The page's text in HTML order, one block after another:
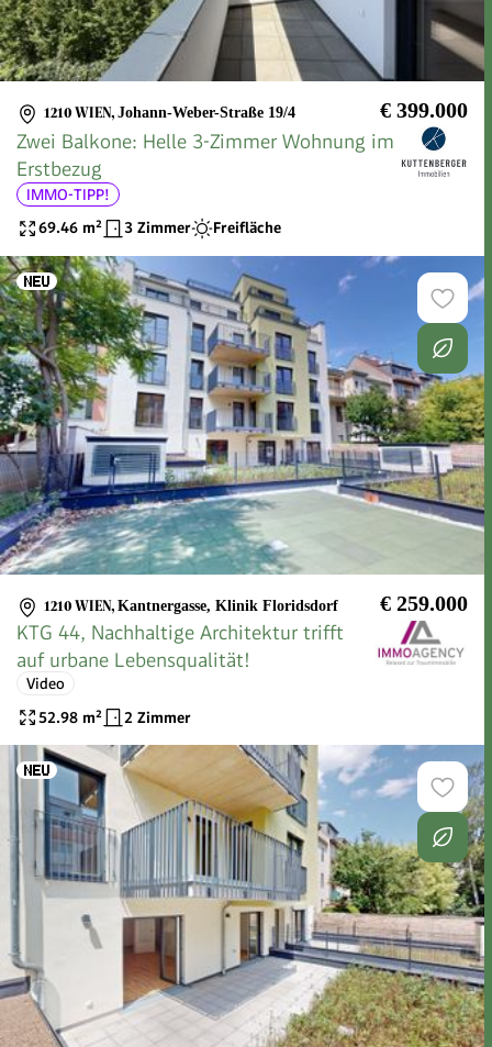
1210 WIEN, Johann-Weber-Straße 19/4 € 399.000
Zwei Balkone: Helle 3-Zimmer Wohnung im
Erstbezug
IMMO-TIPP!
69.46 m² 3 Zimmer Freifläche
1210 WIEN, Kantnergasse, Klinik Floridsdorf € 259.000
KTG 44, Nachhaltige Architektur trifft
auf urbane Lebensqualität!
Video
52.98 m² 2 Zimmer